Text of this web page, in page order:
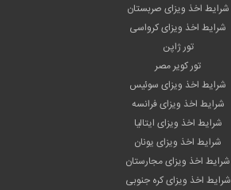
شرایط اخذ ویزای صربستان
شرایط اخذ ویزای کرواسی
تور ژاپن
تور کویر مصر
شرایط اخذ ویزای سوئیس
شرایط اخذ ویزای فرانسه
شرایط اخذ ویزای ایتالیا
شرایط اخذ ویزای یونان
شرایط اخذ ویزای مجارستان
شرایط اخذ ویزای کره جنوبی